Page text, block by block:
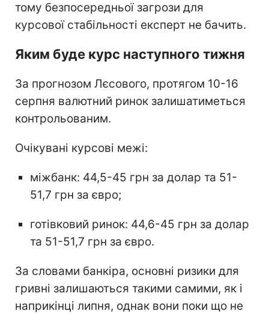
тому безпосередньої загрози для
курсової стабільності експерт не бачить.
Яким буде курс наступного тижня
За прогнозом Лєсового, протягом 10-16
серпня валютний ринок залишатиметься
контрольованим.
Очікувані курсові межі:
міжбанк: 44,5-45 грн за долар та 51-
51,7 грн за євро;
готівковий ринок: 44,6-45 грн за долар
та 51-51,7 грн за євро.
За словами банкіра, основні ризики для
гривні залишаються такими самими, як і
наприкінці липня, однак вони поки що не